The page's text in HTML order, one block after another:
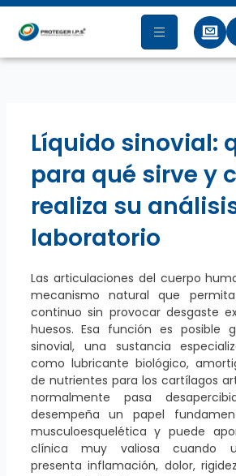
Ir
contenido
Líquido sinovial:
para qué sirve y
realiza su
laboratorio
Las articulaciones del cuerpo
mecanismo natural que
continuo sin provocar desgaste
huesos. Esa función es posible
sinovial, una sustancia
como lubricante biológico,
de nutrientes para los cartílagos
normalmente pasa
desempeña un papel
musculoesquelética y puede
clínica muy valiosa cuando
presenta inflamación, dolor,